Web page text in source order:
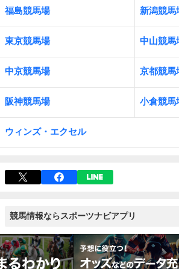
福島競馬場 新潟競馬
東京競馬場 中山競馬
中京競馬場 京都競馬
阪神競馬場 小倉競馬
ウィンズ・エクセル
競馬情報ならスポーツナビアプリ